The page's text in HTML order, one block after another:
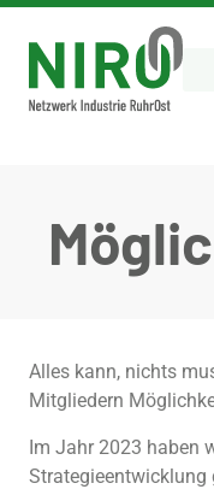
Alles kann, nichts
Mitgliedern
Im Jahr 2023 haben
Strategieentwicklung